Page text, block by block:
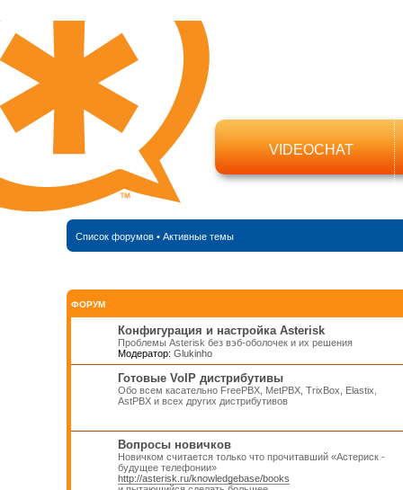
VIDEOCHAT
Список форумов• Активные темы
ФОРУМ
Конфигурация и настройка Asterisk
Проблемы Asterisk без вэб-оболочек и их решения
Модератор: Glukinho
Готовые VoIP дистрибутивы
Обо всем касательно FreePBX, MetPBX, TrixBox, Elastix,
AstPBX и всех других дистрибутивов
Вопросы новичков
Новичком считается только что прочитавший «Астериск -
будущее телефонии»
http://asterisk.ru/knowledgebase/books